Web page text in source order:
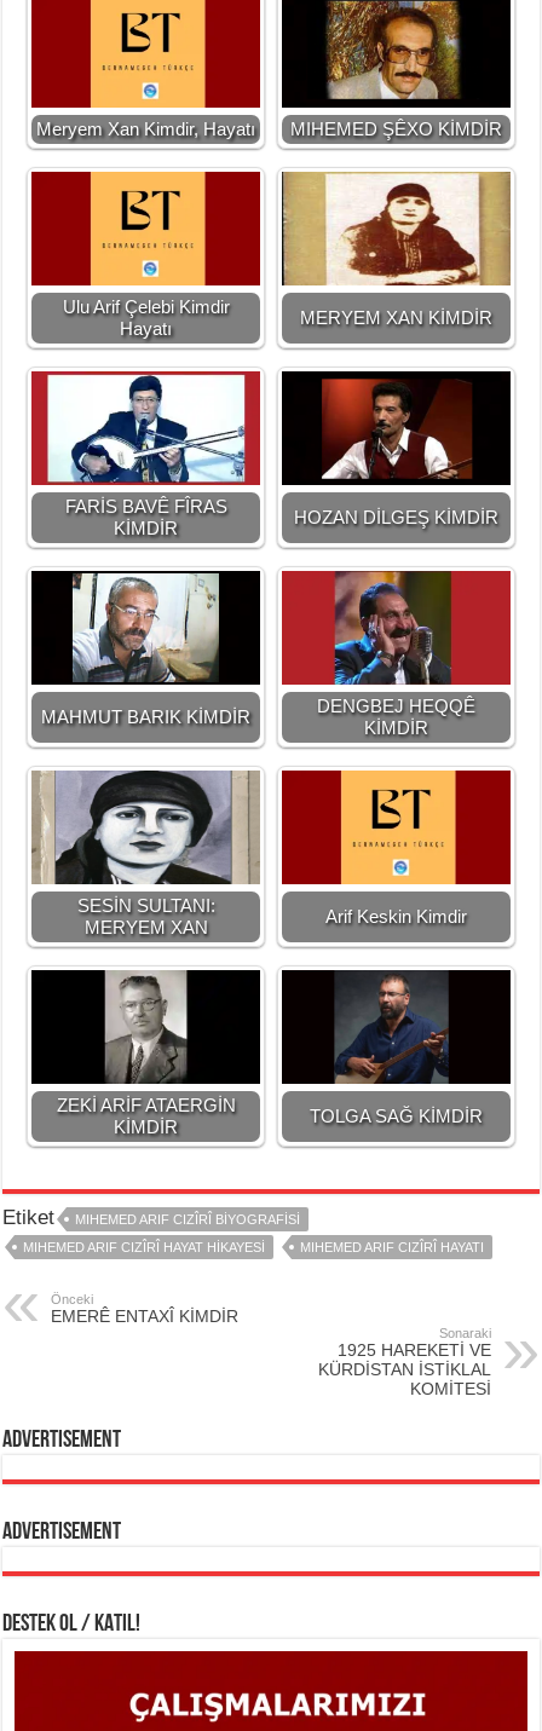
Meryem Xan Kimdir, Hayatı MIHEMED ŞÊXO KİMDİR
Ulu Arif Çelebi Kimdir
Hayatı
MERYEM XAN KİMDİR
FARİS BAVÊ FÎRAS
KİMDİR
HOZAN DİLGEŞ KİMDİR
MAHMUT BARIK KİMDİR
DENGBEJ HEQQÊ
KİMDİR
SESİN SULTANI:
MERYEM XAN
Arif Keskin Kimdir
ZEKİ ARİF ATAERGİN
KİMDİR
TOLGA SAĞ KİMDİR
Etiket
MIHEMED ARIF CIZÎRÎ BİYOGRAFİSİ
MIHEMED ARIF CIZÎRÎ HAYAT HİKAYESİ
MIHEMED ARIF CIZÎRÎ HAYATI
Önceki
EMERÊ ENTAXÎ KİMDİR
Sonaraki
1925 HAREKETİ VE
KÜRDİSTAN İSTİKLAL
KOMİTESİ
Advertisement
Advertisement
DESTEK OL / KATIL!